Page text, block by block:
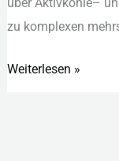
z‬u komplexen
Weiterlesen »